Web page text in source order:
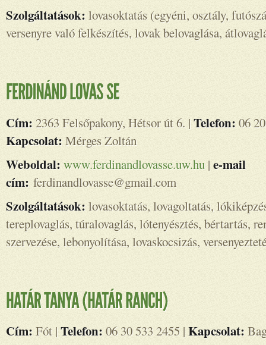
Szolgáltatások: lovasoktatás (egyéni, osztály,
versenyre való felkészítés, lovak belovaglása,
Cím: 2363 Felsőpakony, Hétsor út 6. |Telefon: 06
Kapcsolat: Mérges Zoltán
Weboldal: www.ferdinandlovasse.uw.hu |e-mail
cím: ferdinandlovasse@gmail.com
Szolgáltatások: lovasoktatás, lovagoltatás,
tereplovaglás, túralovaglás, lótenyésztés, bértartás,
szervezése, lebonyolítása, lovaskocsizás,
Cím: Fót |Telefon: 06 30 533 2455 |Kapcsolat: